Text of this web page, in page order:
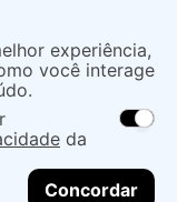
variam de
meu CEP
CONTINUAR
Corporal
LOLA
experiência,
você interage
da
Concordar